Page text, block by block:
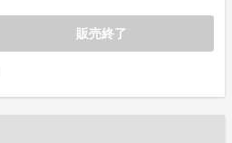
販売終了